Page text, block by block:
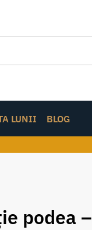
LUNII BLOG
podea –